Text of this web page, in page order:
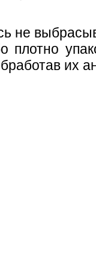
не
их